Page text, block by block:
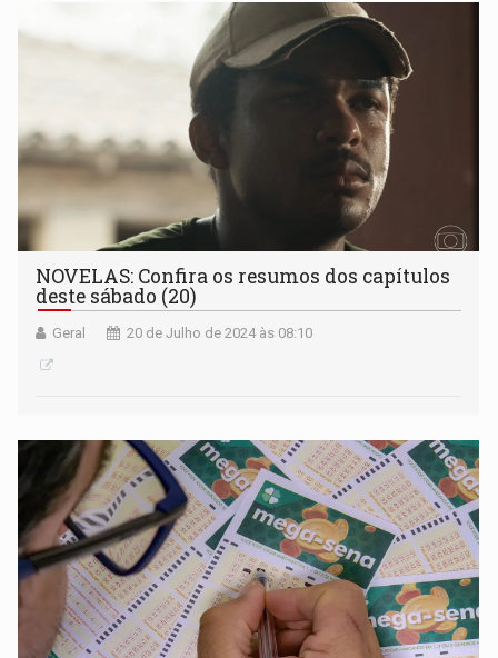
NOVELAS: Confira os resumos dos capítulos
deste sábado (20)
Geral 20 de Julho de 2024 às 08:10